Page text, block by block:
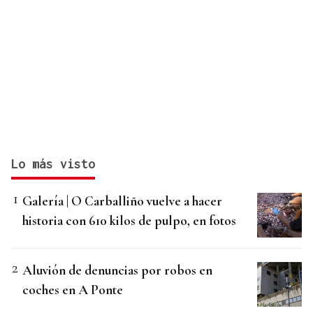
Lo más visto
Galería | O Carballiño vuelve a hacer
historia con 610 kilos de pulpo, en fotos
Aluvión de denuncias por robos en
coches en A Ponte